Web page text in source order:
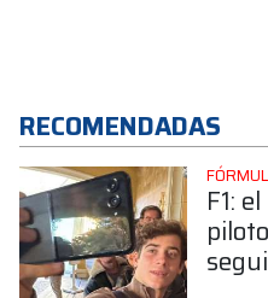
RECOMENDADAS
F1: